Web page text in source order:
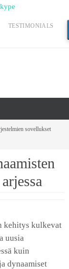
TESTIMONIALS
sovellukset
kehitys kulkevat
uusia
kuin
dynaamiset